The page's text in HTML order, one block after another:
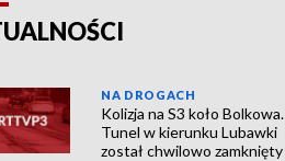
NA DROGACH
Kolizja na S3 koło Bolkowa.
Tunel w kierunku Lubawki
został chwilowo zamknięty